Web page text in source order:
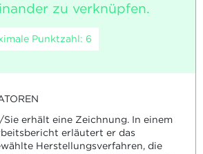
zu verknüpfen.
Punktzahl: 6
Sie erhält eine Zeichnung. In einem
erläutert er das
Herstellungsverfahren, die